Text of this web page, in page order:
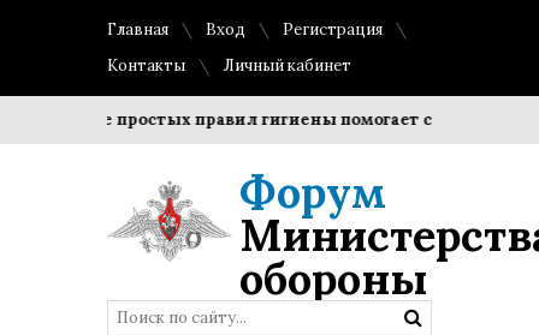
Главная Вход
Регистрация
Контакты
Личный кабинет
простых правил гигиены помогает сохранить
Форум
обороны